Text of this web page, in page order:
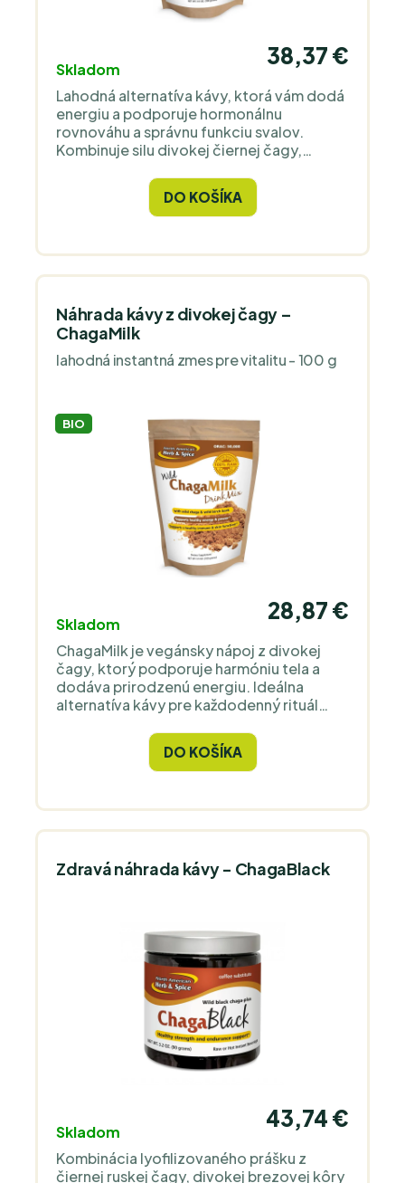
Skladom
38,37 €
Lahodná alternatíva kávy, ktorá vám dodá
energiu a podporuje hormonálnu
rovnováhu a správnu funkciu svalov.
Kombinuje silu divokej čiernej čagy,
organického sušeného yaconu a
cejlonskej škorice.DO KOŠÍKA
Náhrada kávy z divokej čagy –
ChagaMilk
lahodná instantná zmes pre vitalitu - 100 g
BIO
Skladom
28,87 €
ChagaMilk je vegánsky nápoj z divokej
čagy, ktorý podporuje harmóniu tela a
dodáva prirodzenú energiu. Ideálna
alternatíva kávy pre každodenný rituál
DO KOŠÍKA
Zdravá náhrada kávy - ChagaBlack
Skladom
43,74 €
Kombinácia lyofilizovaného prášku z
čiernej ruskej čagy, divokej brezovej kôry